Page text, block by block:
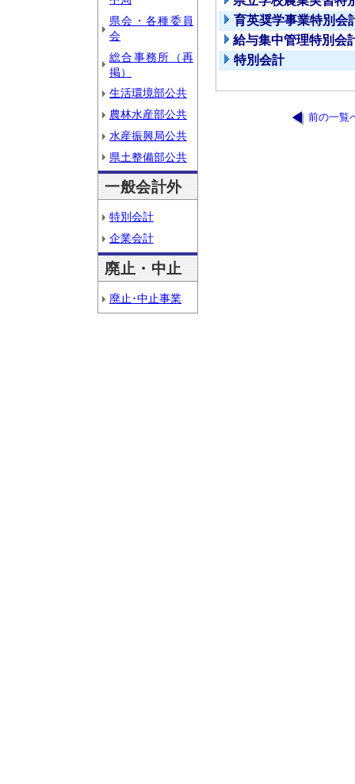
県会・各種委員
会
総合事務所（再
掲）
生活環境部公共
農林水産部公共
水産振興局公共
県土整備部公共
一般会計外
特別会計
企業会計
廃止・中止
廃止･中止事業
育英奨学事業特別会
給与集中管理特別会
特別会計
前の一覧